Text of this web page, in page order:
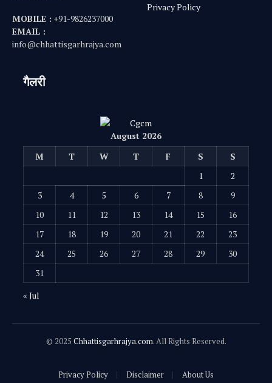
MOBILE : +91-9826237000
EMAIL :
info@chhattisgarhrajya.com
Privacy Policy
गैलरी
August 2026
M
T W T F S
S
1
2
3
4 5 6 7 8
9
10
11 12 13 14 15
16
17
18 19 20 21 22
23
24
25 26 27 28 29
30
31
« Jul
© 2025 Chhattisgarhrajya.com. All Rights Reserved.
Privacy Policy Disclaimer About Us